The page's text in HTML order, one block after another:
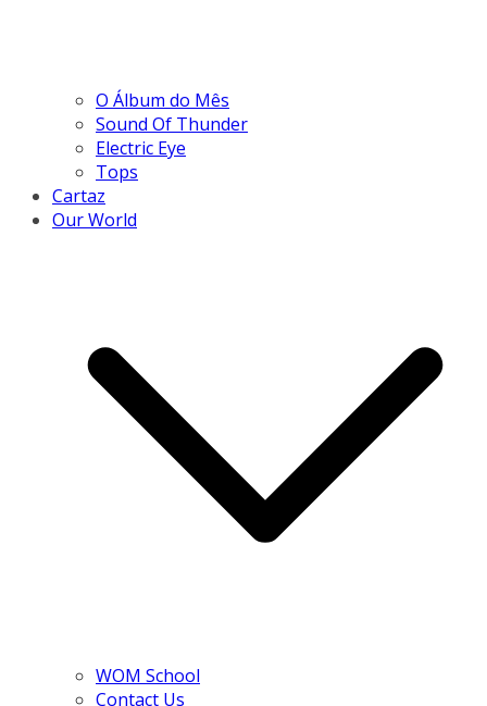
O Álbum do Mês
Sound Of Thunder
Electric Eye
Tops
Cartaz
Our World
WOM School
Contact Us